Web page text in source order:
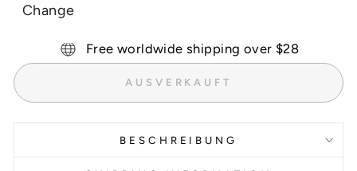
Free worldwide shipping over $28
AUSVERKAUFT
BESCHREIBUNG
Change